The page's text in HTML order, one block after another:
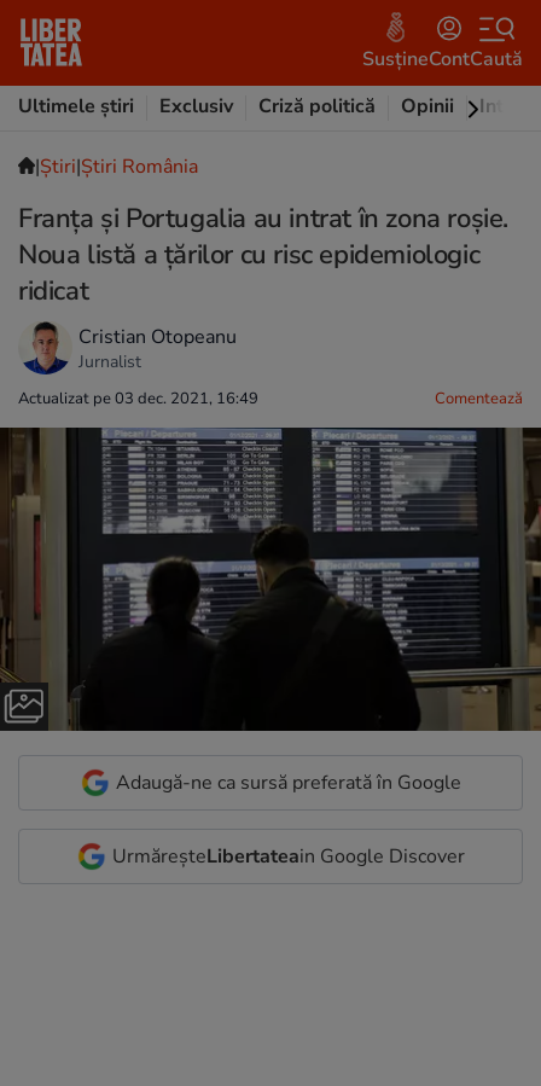
SusțineContCaută
Ultimele știri
Exclusiv Criză politică Opinii
|Ştiri|Știri România
Franța și Portugalia au intrat în zona roșie.
Noua listă a țărilor cu risc epidemiologic
ridicat
Cristian Otopeanu
Jurnalist
Actualizat pe 03 dec. 2021, 16:49 Comentează
Adaugă-ne ca sursă preferată în Google
UrmăreșteLibertateain Google Discover